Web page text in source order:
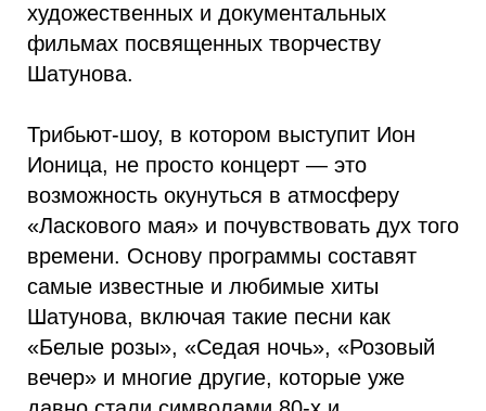
художественных и документальных
фильмах посвященных творчеству
Шатунова.
Трибьют-шоу, в котором выступит Ион
Ионица, не просто концерт — это
возможность окунуться в атмосферу
«Ласкового мая» и почувствовать дух того
времени. Основу программы составят
самые известные и любимые хиты
Шатунова, включая такие песни как
«Белые розы», «Седая ночь», «Розовый
вечер» и многие другие, которые уже